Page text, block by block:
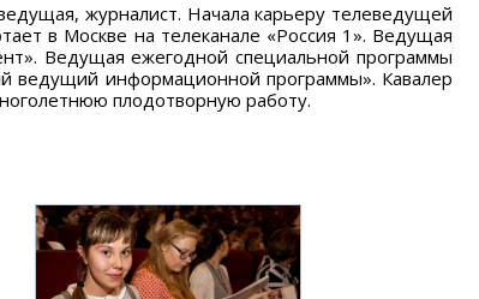
журналист. Начала карьеру телеведущей
в Москве на телеканале «Россия 1». Ведущая
Ведущая ежегодной специальной программы
информационной программы». Кавалер
плодотворную работу.